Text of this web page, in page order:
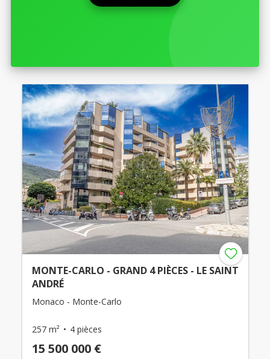
MONTE-CARLO - GRAND 4 PIÈCES - LE SAINT
ANDRÉ
Monaco - Monte-Carlo
257 m² 4 pièces
15 500 000 €